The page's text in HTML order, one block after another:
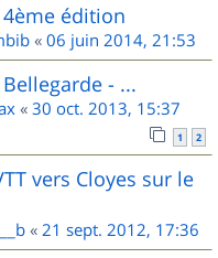
édition
« 06 juin 2014, 21:53
- ...
« 30 oct. 2013, 15:37
1 2
vers Cloyes sur le
« 21 sept. 2012, 17:36